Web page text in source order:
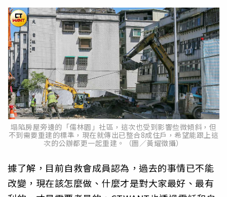
塌陷房屋旁邊的「儒林園」社區，這次也受到影響些微傾斜，但
不到需要重建的標準，現在就傳出已整合8成住戶，希望能跟上這
次的公辦都更一起重建。（圖／黃耀徵攝）
據了解，目前自救會成員認為，過去的事情已不能
改變，現在該怎麼做、什麼才是對大家最好、最有